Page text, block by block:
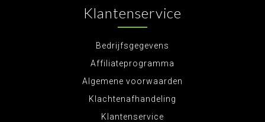
Klantenservice
Bedrijfsgegevens
Affiliateprogramma
Algemene voorwaarden
Klachtenafhandeling
Klantenservice